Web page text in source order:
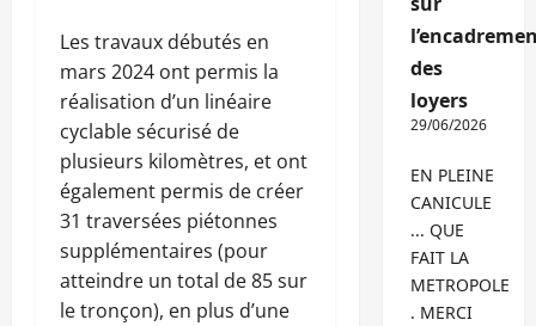
Les travaux débutés en
mars 2024 ont permis la
réalisation d’un linéaire
cyclable sécurisé de
plusieurs kilomètres, et ont
également permis de créer
31 traversées piétonnes
supplémentaires (pour
atteindre un total de 85 sur
le tronçon), en plus d’une
des
loyers
29/06/2026
EN PLEINE
CANICULE
... QUE
FAIT LA
METROPOLE
. MERCI